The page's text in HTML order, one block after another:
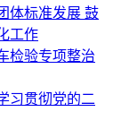
体标准发展 鼓
工作
检验专项整治
习贯彻党的二